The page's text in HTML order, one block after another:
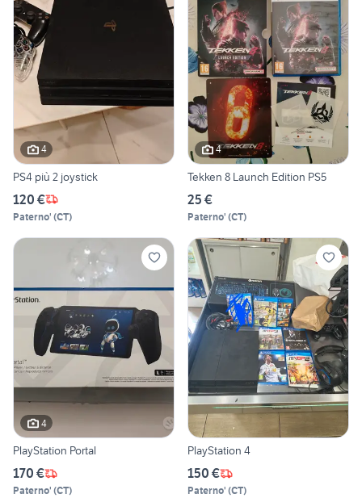
4
PS4 più 2 joystick
120 €
Paterno' (CT)
4
Tekken 8 Launch Edition PS5
25 €
Paterno' (CT)
4
PlayStation Portal
170 €
Paterno' (CT)
PlayStation 4
150 €
Paterno' (CT)